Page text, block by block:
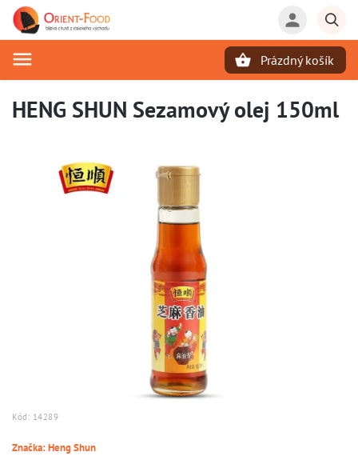
Prázdný košík
HENG SHUN Sezamový olej 150ml
Kód: 14289
Značka:Heng Shun